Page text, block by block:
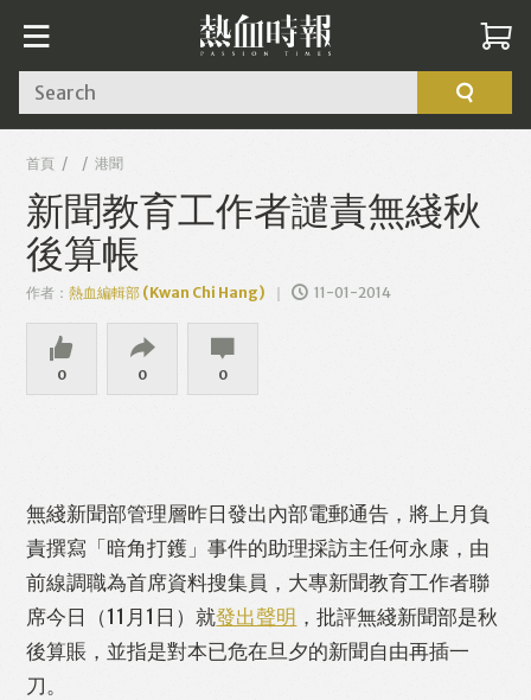
Search
首頁 港聞
新聞教育工作者譴責無綫秋
後算帳
作者：熱血編輯部 (Kwan Chi Hang) 11-01-2014
0 0 0
無綫新聞部管理層昨日發出內部電郵通告，將上月負
責撰寫「暗角打鑊」事件的助理採訪主任何永康，由
前線調職為首席資料搜集員，大專新聞教育工作者聯
席今日（11月1日）就發出聲明 ，批評無綫新聞部是秋
後算賬，並指是對本已危在旦夕的新聞自由再插一
刀。